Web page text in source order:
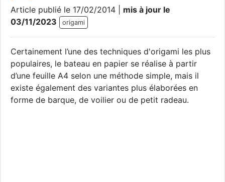
Article publié le 17/02/2014 | mis à jour le
03/11/2023
origami
Certainement l’une des techniques d'origami les plus
populaires, le bateau en papier se réalise à partir
d’une feuille A4 selon une méthode simple, mais il
existe également des variantes plus élaborées en
forme de barque, de voilier ou de petit radeau.